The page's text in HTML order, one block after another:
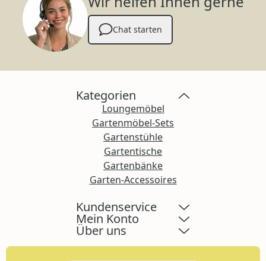
Chat starten
Kategorien
Loungemöbel
Gartenmöbel-Sets
Gartenstühle
Gartentische
Gartenbänke
Garten-Accessoires
Kundenservice
Mein Konto
Über uns